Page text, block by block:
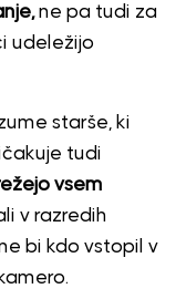
ne pa tudi za
udeležijo
starše, ki
tudi
vsem
v razredih
bi kdo vstopil v